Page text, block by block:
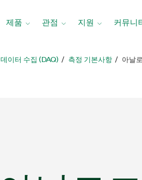
제품 관점 지원 커뮤니
데이터 수집 (DAQ) 측정 기본사항 아날